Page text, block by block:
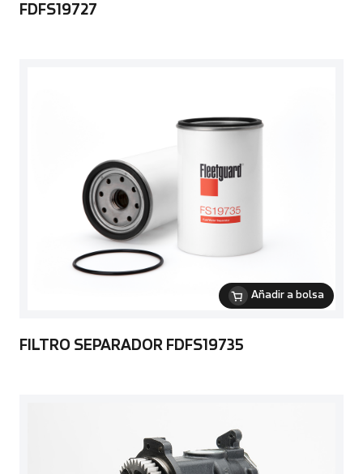
FDFS19727
Añadir a bolsa
FILTRO SEPARADOR FDFS19735